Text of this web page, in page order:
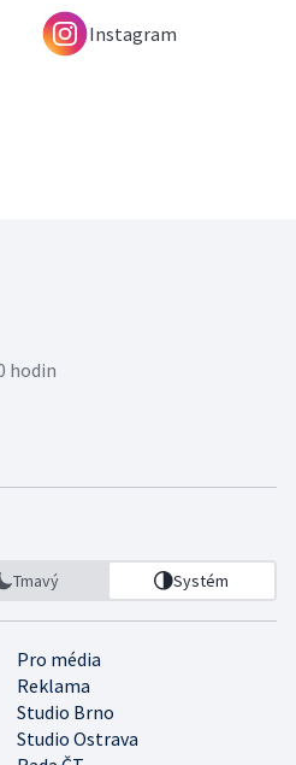
Instagram
hodin
Tmavý Systém
Pro média
Reklama
Studio Brno
Studio Ostrava